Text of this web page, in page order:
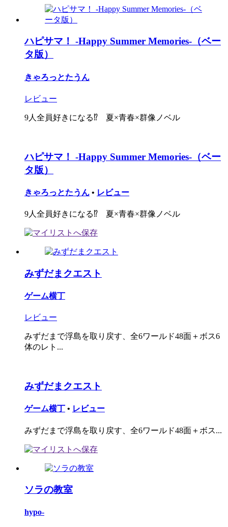
ハピサマ！ -Happy Summer Memories-（ベー
タ版）
きゃろっとたうん
レビュー
9人全員好きになる⁉︎ 夏×青春×群像ノベル
ハピサマ！ -Happy Summer Memories-（ベー
タ版）
きゃろっとたうん • レビュー
9人全員好きになる⁉︎ 夏×青春×群像ノベル
みずだまクエスト
ゲーム横丁
レビュー
みずだまで浮島を取り戻す、全6ワールド48面＋ボス6
体のレト...
みずだまクエスト
ゲーム横丁 • レビュー
みずだまで浮島を取り戻す、全6ワールド48面＋ボス...
ソラの教室
hypo-